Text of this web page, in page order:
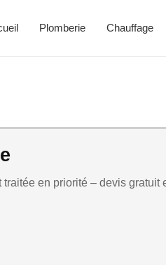
Plomberie Chauffage
traitée en priorité – devis gratuit